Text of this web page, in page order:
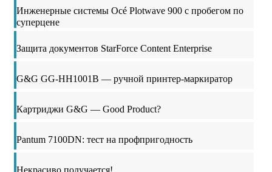
Инженерные системы Océ Plotwave 900 с пробегом по
суперцене
Защита документов StarForce Content Enterprise
G&G GG-HH1001B — ручной принтер-маркиратор
Картриджи G&G — Good Product?
Pantum 7100DN: тест на профпригодность
Некрасиво получается!